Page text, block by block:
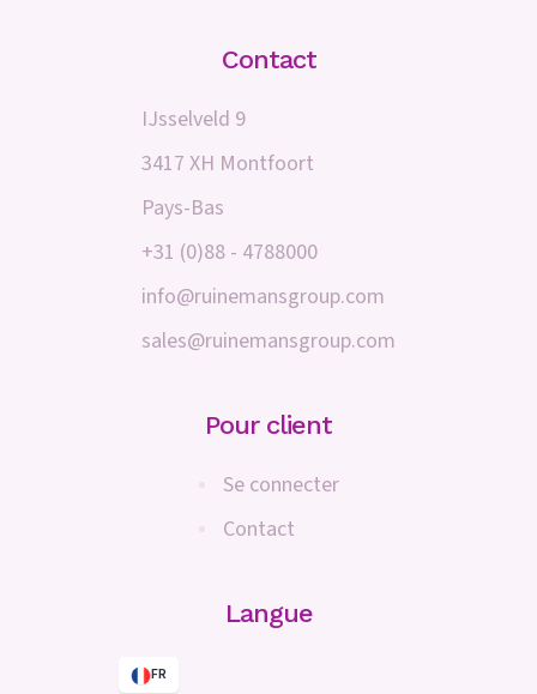
Contact
IJsselveld 9
3417 XH Montfoort
Pays-Bas
+31 (0)88 - 4788000
info@ruinemansgroup.com
sales@ruinemansgroup.com
Pour client
Se connecter
Contact
Langue
FR